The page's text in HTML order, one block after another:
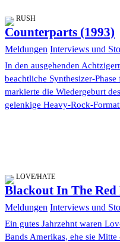
RUSH
Counterparts (1993)
Meldungen Interviews und
In den ausgehenden
beachtliche Synthesizer-
markierte die Wiedergeburt
gelenkige Heavy-Rock-
LOVE/HATE
Blackout In The Red
Meldungen Interviews und
Ein gutes Jahrzehnt waren
Bands Amerikas, ehe sie